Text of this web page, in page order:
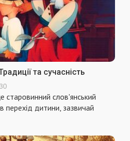
та сучасність
слов'янський
перехід дитини, зазвичай